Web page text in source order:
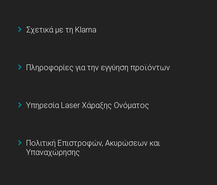
Σχετικά με τη Klarna
Πληροφορίες για την εγγύηση προϊόντων
Υπηρεσία Laser Χάραξης Ονόματος
Πολιτική Επιστροφών, Ακυρώσεων και
Υπαναχώρησης